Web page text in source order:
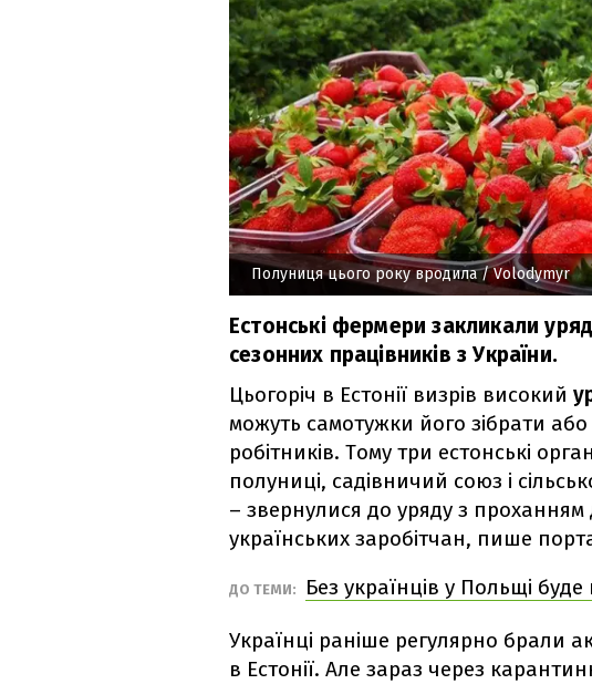
Полуниця цього року вродила/ Volodymyr
Естонські фермери закликали
сезонних працівників з України.
Цьогоріч в Естонії визрів високий
можуть самотужки його зібрати
робітників. Тому три естонські
полуниці, садівничий союз і
– звернулися до уряду з проханням
українських заробітчан, пише
ДО ТЕМИ: Без українців у Польщі
Українці раніше регулярно брали
в Естонії. Але зараз через